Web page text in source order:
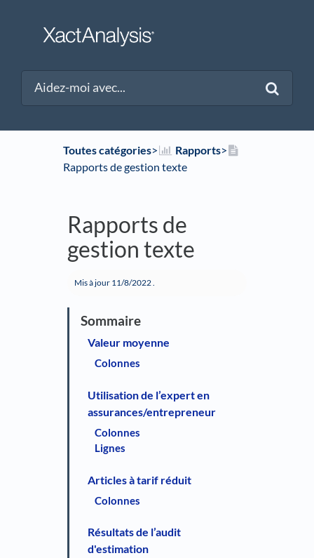
Toutes catégories​>​ ​Rapports​>​
Rapports de gestion texte
Rapports de
gestion texte
Mis à jour 11/8/2022.
Valeur moyenne
Colonnes
Utilisation de l’expert en
assurances/entrepreneur
Colonnes
Lignes
Articles à tarif réduit
Colonnes
Résultats de l’audit
d'estimation